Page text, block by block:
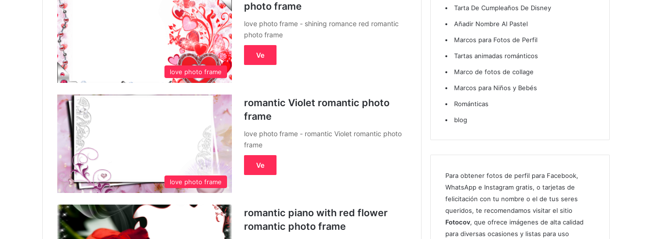
love photo frame
photo frame
love photo frame - shining romance red romantic
photo frame
Ve
love photo frame
romantic Violet romantic photo
frame
love photo frame - romantic Violet romantic photo
frame
Ve
romantic piano with red flower
romantic photo frame
Tarta De Cumpleaños De Disney
Añadir Nombre Al Pastel
Marcos para Fotos de Perfil
Tartas animadas románticos
Marco de fotos de collage
Marcos para Niños y Bebés
Románticas
blog
Para obtener fotos de perfil para Facebook,
WhatsApp e Instagram gratis, o tarjetas de
felicitación con tu nombre o el de tus seres
queridos, te recomendamos visitar el sitio
Fotocov, que ofrece imágenes de alta calidad
para diversas ocasiones y listas para uso